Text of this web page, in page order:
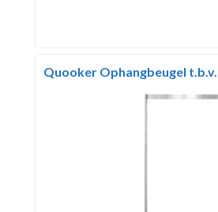
Quooker Ophangbeugel